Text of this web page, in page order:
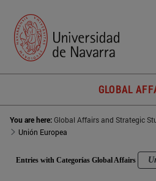
GLOBAL
You are here:Global Affairs and Strategic
Unión Europea
Entries with Categorías Global Affairs